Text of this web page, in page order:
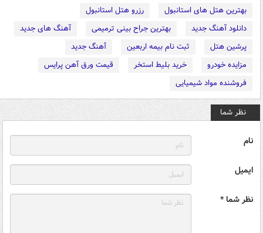
بهترین هتل های استانبول
رزرو هتل استانبول
دانلود آهنگ جدید
بهترین جراح بینی ترمیمی
آهنگ های جدید
پرشین هتل
ثبت نام بیمه اربعین
آهنگ جدید
مزایده خودرو
خرید بلیط استخر
قیمت ورق آهن پرایس
فروشنده مواد شیمیایی
نظر شما
نام
ایمیل
نظر شما *